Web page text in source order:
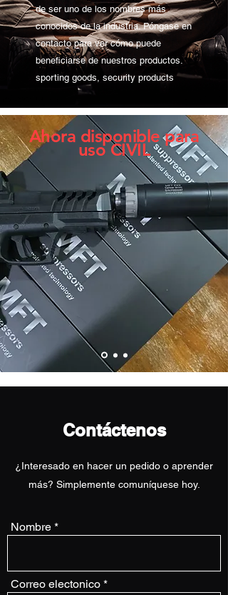
de ser uno de los nombres más
conocidos de la industria. Póngase en
contacto para ver cómo puede
beneficiarse de nuestros productos.
sporting goods, security products
Ahora disponible para
uso CIVIL
Contáctenos
¿Interesado en hacer un pedido o aprender
más? Simplemente comuníquese hoy.
Nombre
Correo electonico